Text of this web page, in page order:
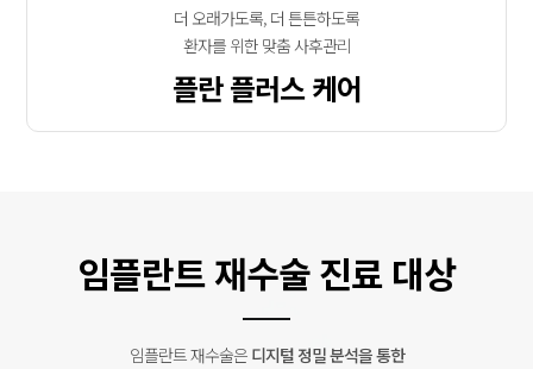
더 오래가도록, 더 튼튼하도록
환자를 위한 맞춤 사후관리
플란 플러스 케어
임플란트 재수술 진료 대상
임플란트 재수술은 디지털 정밀 분석을 통한